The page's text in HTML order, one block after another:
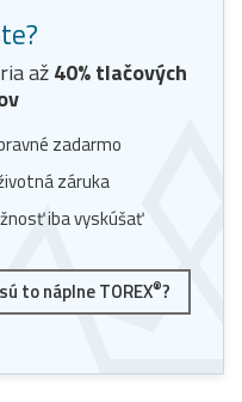
až40% tlačových
zadarmo
záruka
iba vyskúšať
to náplne TOREX®?